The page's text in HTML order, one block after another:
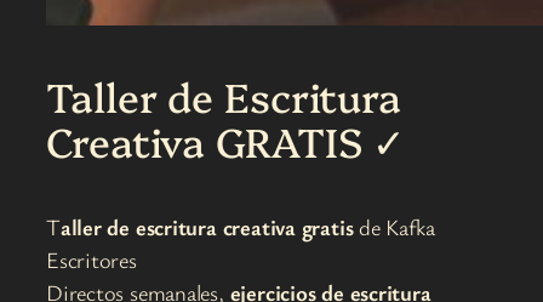
Taller de Escritura
Creativa GRATIS ✓
Taller de escritura creativa gratisde Kafka
Escritores
Directos semanales, ejercicios de escritura